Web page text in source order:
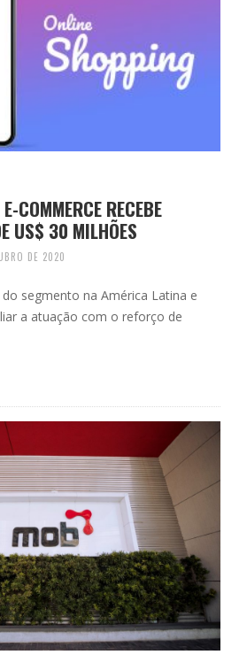
COMMERCE RECEBE
US$ 30 MILHÕES
DE 2020
segmento na América Latina e
a atuação com o reforço de